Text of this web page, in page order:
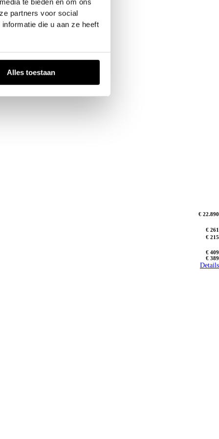
te bieden en om ons
partners voor social
die u aan ze heeft
Alles toestaan
€ 22.890
€ 261
€ 215
€ 409
€ 389
Details